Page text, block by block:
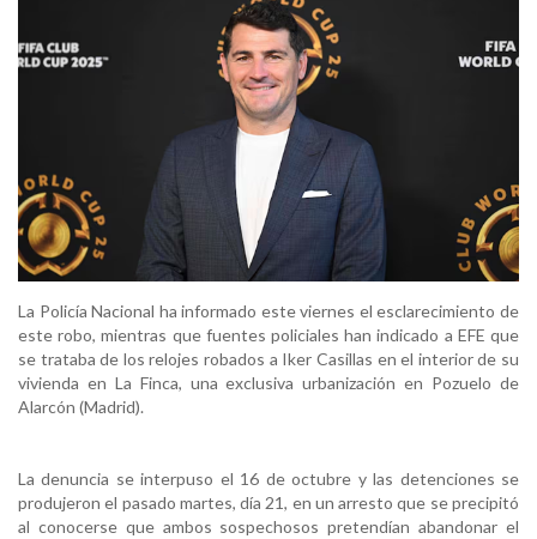
La Policía Nacional ha informado este viernes el esclarecimiento de
este robo, mientras que fuentes policiales han indicado a EFE que
se trataba de los relojes robados a Iker Casillas en el interior de su
vivienda en La Finca, una exclusiva urbanización en Pozuelo de
Alarcón (Madrid).
La denuncia se interpuso el 16 de octubre y las detenciones se
produjeron el pasado martes, día 21, en un arresto que se precipitó
al conocerse que ambos sospechosos pretendían abandonar el